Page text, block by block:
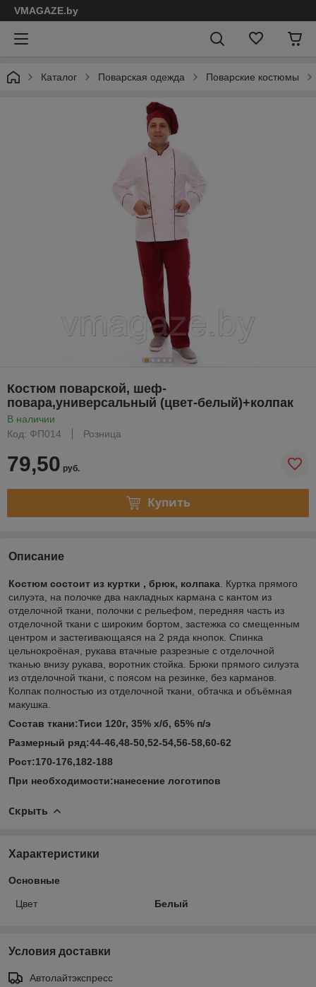
VMAGAZE.by
Каталог Поварская одежда Поварские костюмы
Костюм поварской, шеф-
повара,универсальный (цвет-белый)+колпак
В наличии
Код: ФП014
Розница
79,50 руб.
Купить
Описание
Костюм состоит из куртки , брюк, колпака . Куртка прямого
силуэта, на полочке два накладных кармана с кантом из
отделочной ткани, полочки с рельефом, передняя часть из
отделочной ткани с широким бортом, застежка со смещенным
центром и застегивающаяся на 2 ряда кнопок. Спинка
цельнокроёная, рукава втачные разрезные с отделочной
тканью внизу рукава, воротник стойка. Брюки прямого силуэта
из отделочной ткани, с поясом на резинке, без карманов.
Колпак полностью из отделочной ткани, обтачка и объёмная
макушка.
Состав ткани:Тиси 120г, 35% х/б, 65% п/э
Размерный ряд:44-46,48-50,52-54,56-58,60-62
Рост:170-176,182-188
При необходимости:нанесение логотипов
Скрыть
Характеристики
Основные
Цвет Белый
Условия доставки
Автолайтэкспресс